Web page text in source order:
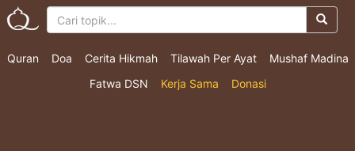
Quran Doa Cerita Hikmah Tilawah Per Ayat
Mushaf Madina
Fatwa DSN
Kerja Sama Donasi